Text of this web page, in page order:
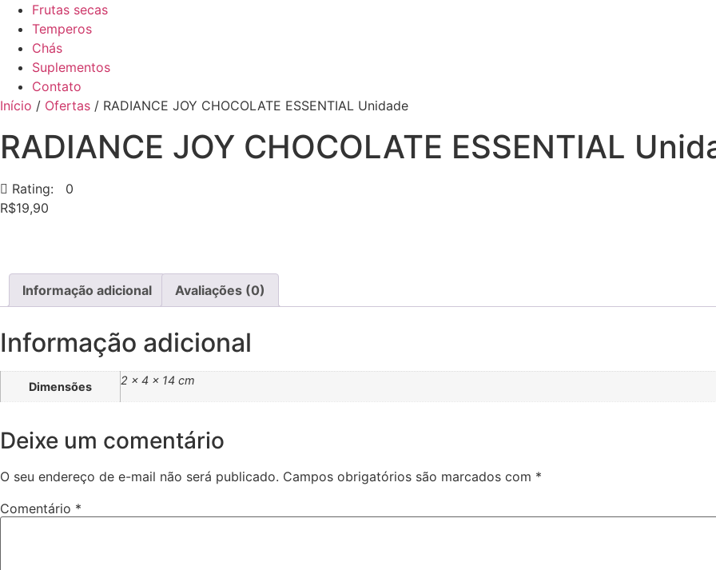
Frutas secas
Temperos
Chás
Suplementos
Contato
Início / Ofertas / RADIANCE JOY CHOCOLATE ESSENTIAL Unidade
RADIANCE JOY CHOCOLATE ESSENTIAL
Rating: 0
R$19,90
Informação adicional Avaliações (0)
Informação adicional
Dimensões 2 × 4 × 14 cm
Deixe um comentário
O seu endereço de e-mail não será publicado. Campos obrigatórios são marcados com *
Comentário *